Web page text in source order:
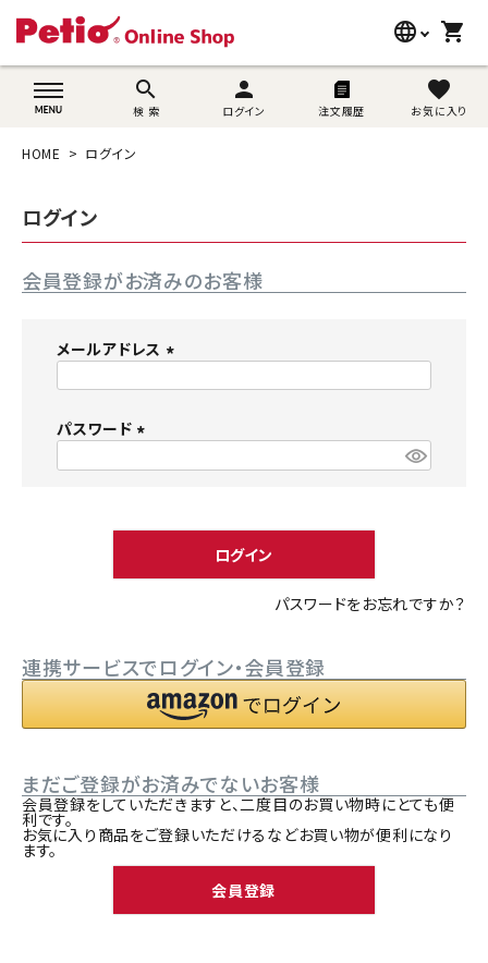
language
wovn-lang-name
shopping_cart
search
検 索
person
ログイン 注文履歴
favorite
お気に入り
search
うさぎ用品
ブランド別に探す
目的別に探す
SNS
ようこそ ゲスト 様
person 新規会員登録
HOME ログイン
ログイン
会員登録がお済みのお客様
メールアドレス
パスワード
)
ログイン
パスワードをお忘れですか？
連携サービスでログイン・会員登録
まだご登録がお済みでないお客様
会員登録をしていただきますと、二度目のお買い物時にとても便
利です。
お気に入り商品をご登録いただけるなどお買い物が便利になり
ます。
会員登録